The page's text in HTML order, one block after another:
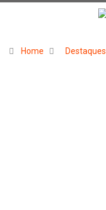
Home Destaques